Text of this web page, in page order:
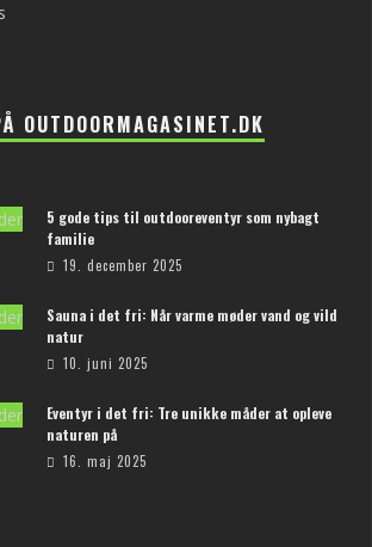
OUTDOORMAGASINET.DK
5 gode tips til outdooreventyr som nybagt
familie
19. december 2025
Sauna i det fri: Når varme møder vand og vild
natur
10. juni 2025
Eventyr i det fri: Tre unikke måder at opleve
naturen på
16. maj 2025